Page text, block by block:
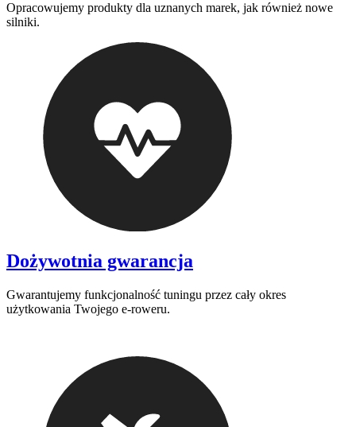
Opracowujemy produkty dla uznanych marek, jak również nowe
silniki.
Dożywotnia gwarancja
Gwarantujemy funkcjonalność tuningu przez cały okres
użytkowania Twojego e-roweru.